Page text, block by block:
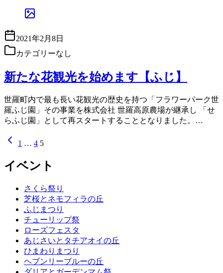
2021年2月8日
カテゴリーなし
新たな花観光を始めます【ふじ】
世羅町内で最も長い花観光の歴史を持つ「フラワーパーク世
羅ふじ園」その事業を株式会社 世羅高原農場が継承し 「せ
らふじ園」として再スタートすることとなりました。…
1 … 4 5
イベント
さくら祭り
芝桜とネモフィラの丘
ふじまつり
チューリップ祭
ローズフェスタ
あじさいとタチアオイの丘
ひまわりまつり
ヘブンリーブルーの丘